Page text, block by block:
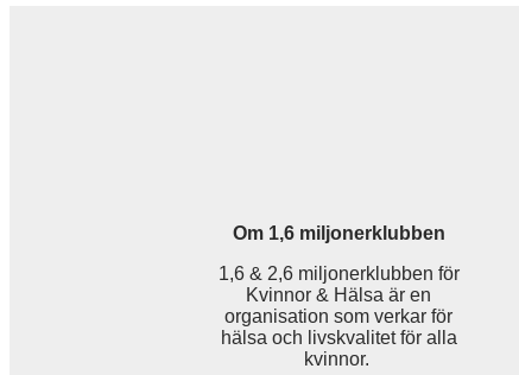
Om 1,6 miljonerklubben
1,6 & 2,6 miljonerklubben för
Kvinnor & Hälsa är en
organisation som verkar för
hälsa och livskvalitet för alla
kvinnor.